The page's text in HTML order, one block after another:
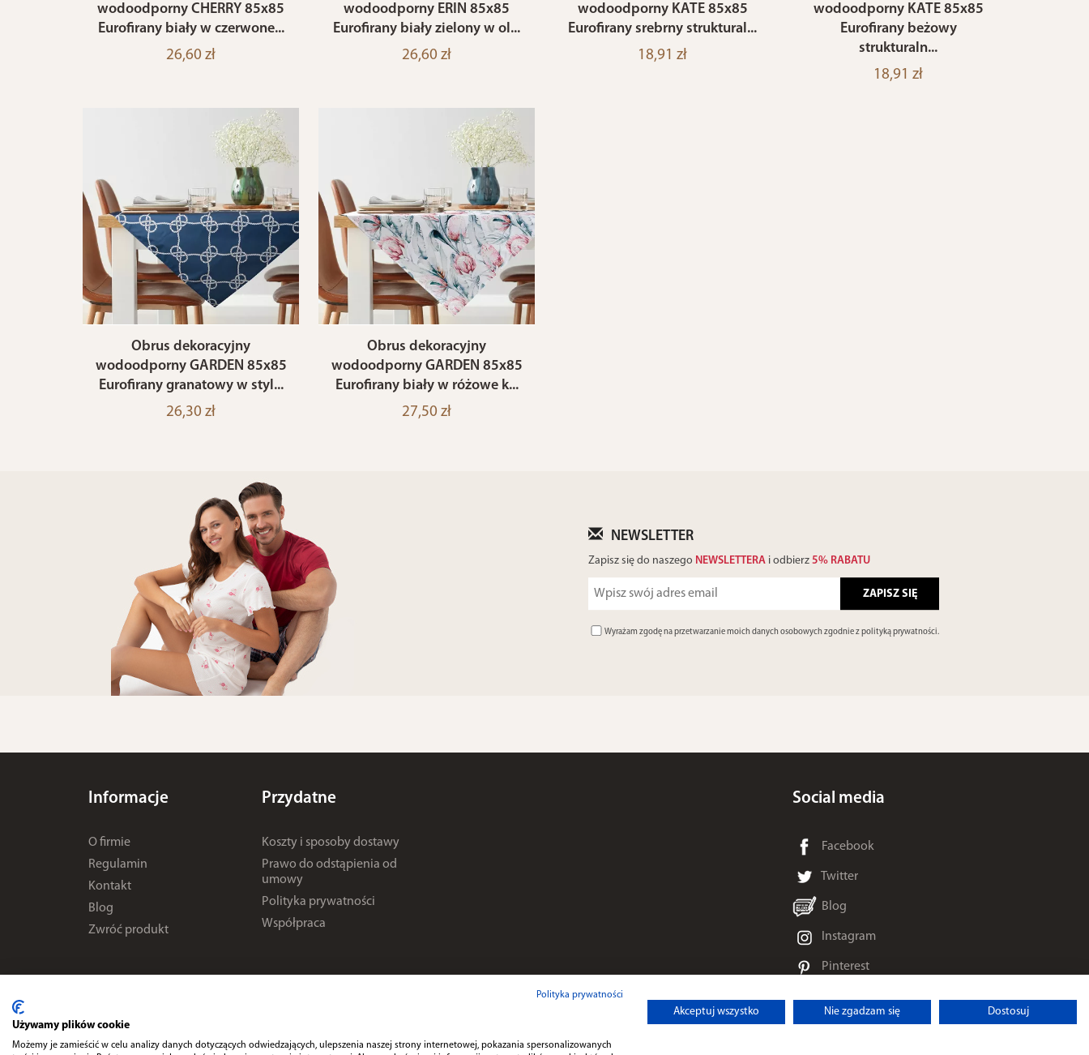
wodoodporny CHERRY 85x85
Eurofirany biały w czerwone...
26,60 zł
wodoodporny ERIN 85x85
Eurofirany biały zielony w ol...
26,60 zł
wodoodporny KATE 85x85
Eurofirany srebrny struktural...
18,91 zł
wodoodporny KATE 85x85
Eurofirany beżowy
strukturaln...
18,91 zł
Obrus dekoracyjny
wodoodporny GARDEN 85x85
Eurofirany granatowy w styl...
26,30 zł
Obrus dekoracyjny
wodoodporny GARDEN 85x85
Eurofirany biały w różowe k...
27,50 zł
NEWSLETTER
Zapisz się do naszego NEWSLETTERA i odbierz 5% RABATU
Wyrażam zgodę na przetwarzanie moich danych osobowych zgodnie zpolityką prywatności.
Informacje
O firmie
Regulamin
Kontakt
Blog
Zwróć produkt
Przydatne
Koszty i sposoby dostawy
Prawo do odstąpienia od
umowy
Polityka prywatności
Współpraca
Social media
Facebook
Twitter
Blog
Instagram
Pinterest
Allegro
Newsletter
Polityka prywatności
Używamy plików cookie
Możemy je zamieścić w celu analizy danych dotyczących odwiedzających, ulepszenia naszej strony internetowej, pokazania spersonalizowanych
Akceptuj wszystko Nie zgadzam się Dostosuj